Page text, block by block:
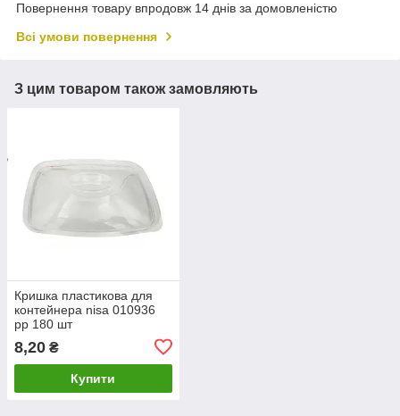
Повернення товару впродовж 14 днів за домовленістю
Всі умови повернення
З цим товаром також замовляють
Кришка пластикова для
контейнера nisa 010936
pp 180 шт
8,20 ₴
Купити